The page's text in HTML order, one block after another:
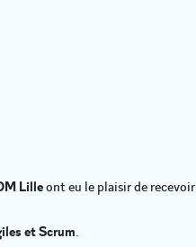
Lilleont eu le plaisir de recevoir
et Scrum.